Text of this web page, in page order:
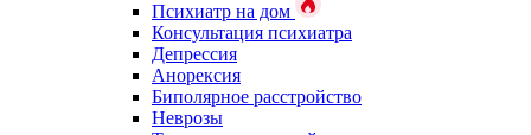
Психиатр на дом
Консультация психиатра
Депрессия
Анорексия
Биполярное расстройство
Неврозы